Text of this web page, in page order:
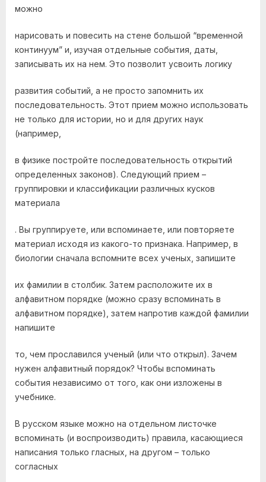
можно
нарисовать и повесить на стене большой “временной
континуум” и, изучая отдельные события, даты,
записывать их на нем. Это позволит усвоить логику
развития событий, а не просто запомнить их
последовательность. Этот прием можно использовать
не только для истории, но и для других наук
(например,
в физике постройте последовательность открытий
определенных законов). Следующий прием –
группировки и классификации различных кусков
материала
. Вы группируете, или вспоминаете, или повторяете
материал исходя из какого-то признака. Например, в
биологии сначала вспомните всех ученых, запишите
их фамилии в столбик. Затем расположите их в
алфавитном порядке (можно сразу вспоминать в
алфавитном порядке), затем напротив каждой фамилии
напишите
то, чем прославился ученый (или что открыл). Зачем
нужен алфавитный порядок? Чтобы вспоминать
события независимо от того, как они изложены в
учебнике.
В русском языке можно на отдельном листочке
вспоминать (и воспроизводить) правила, касающиеся
написания только гласных, на другом – только
согласных